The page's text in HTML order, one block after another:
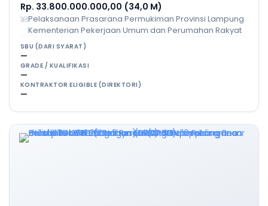
Rp. 33.800.000.000,00 (34,0 M)
Pelaksanaan Prasarana Permukiman Provinsi Lampung
Kementerian Pekerjaan Umum dan Perumahan Rakyat
SBU (DARI SYARAT)
—
GRADE / KUALIFIKASI
—
KONTRAKTOR ELIGIBLE (DIREKTORI)
—